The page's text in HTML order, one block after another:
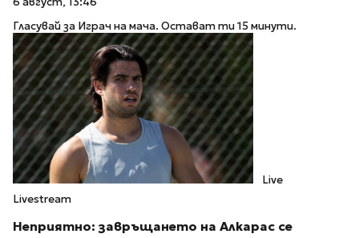
Гласувай за Играч на мача. Остават ти 15 минути.
Live
Livestream
Неприятно: завръщането на Алкарас се